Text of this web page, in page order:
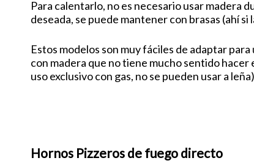
Para calentarlo, no es necesario usar madera
deseada, se puede mantener con brasas (ahí si
Estos modelos son muy fáciles de adaptar
con madera que no tiene mucho sentido hacer
uso exclusivo con gas, no se pueden usar a
Hornos Pizzeros de fuego directo